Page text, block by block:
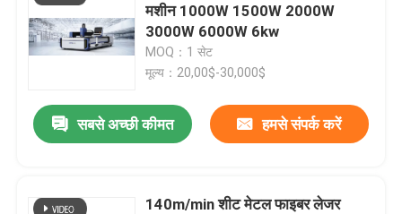
मशीन 1000W 1500W 2000W
3000W 6000W 6kw
MOQ：1 सेट
मूल्य：20,00$-30,000$
सबसे अच्छी कीमत हमसे संपर्क करें
140m/min शीट मेटल फाइबर लेजर